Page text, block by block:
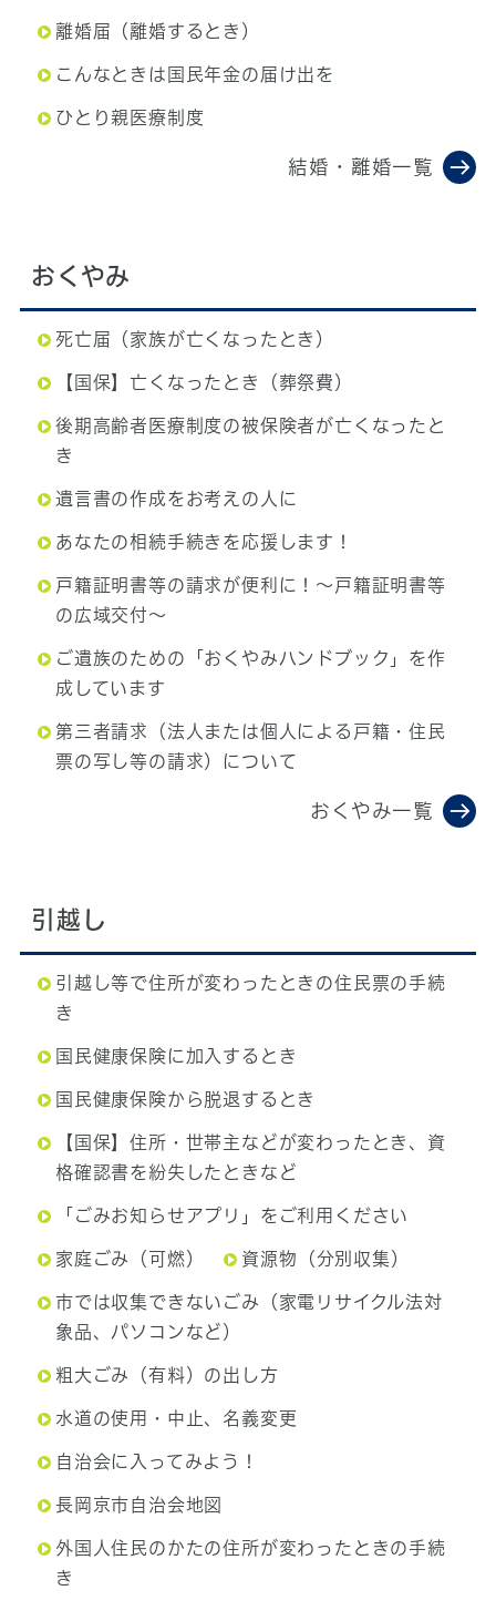
離婚届（離婚するとき）
こんなときは国民年金の届け出を
ひとり親医療制度
結婚・離婚一覧
おくやみ
死亡届（家族が亡くなったとき）
【国保】亡くなったとき（葬祭費）
後期高齢者医療制度の被保険者が亡くなったと
き
遺言書の作成をお考えの人に
あなたの相続手続きを応援します！
戸籍証明書等の請求が便利に！〜戸籍証明書等
の広域交付〜
ご遺族のための「おくやみハンドブック」を作
成しています
第三者請求（法人または個人による戸籍・住民
票の写し等の請求）について
おくやみ一覧
引越し
引越し等で住所が変わったときの住民票の手続
き
国民健康保険に加入するとき
国民健康保険から脱退するとき
【国保】住所・世帯主などが変わったとき、資
格確認書を紛失したときなど
「ごみお知らせアプリ」をご利用ください
家庭ごみ（可燃） 資源物（分別収集）
市では収集できないごみ（家電リサイクル法対
象品、パソコンなど）
粗大ごみ（有料）の出し方
水道の使用・中止、名義変更
自治会に入ってみよう！
長岡京市自治会地図
外国人住民のかたの住所が変わったときの手続
き